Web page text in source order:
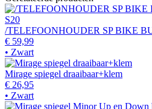
/TELEFOONHOUDER SP BIKE
€ 59,99
• Zwart
Mirage spiegel draaibaar+klem
€ 26,95
• Zwart